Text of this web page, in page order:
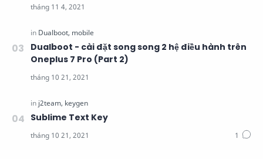
Dualboot - cài đặt song song 2 hệ điều hành trên
Oneplus 7 Pro (Part 2)
Sublime Text Key